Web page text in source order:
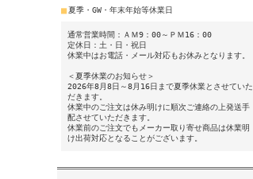
■夏季・GW・年末年始等休業日
通常営業時間：ＡＭ9：00～ＰＭ16：00
定休日：土・日・祝日
休業中はお電話・メール対応もお休みとなります。
＜夏季休業のお知らせ＞
2026年8月8日～8月16日まで夏季休業とさせていた
だきます。
休業中のご注文は休み明けに順次ご連絡の上発送手
配させていただきます。
休業前のご注文でもメーカー取り寄せ商品は休業明
け出荷対応となることがございます。